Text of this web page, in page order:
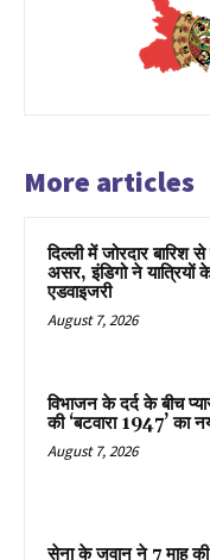
More articles
दिल्ली में जोरदार बारिश
असर, इंडिगो ने यात्रियों
एडवाइजरी
August 7, 2026
विभाजन के दर्द के बीच
की ‘बटवारा 1947’ का
August 7, 2026
सेना के जवान ने 7 माह की